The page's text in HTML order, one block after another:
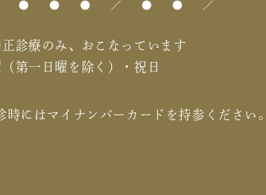
診療のみ、おこなっています
第一日曜を除く）・祝日
時にはマイナンバーカードを持参ください。